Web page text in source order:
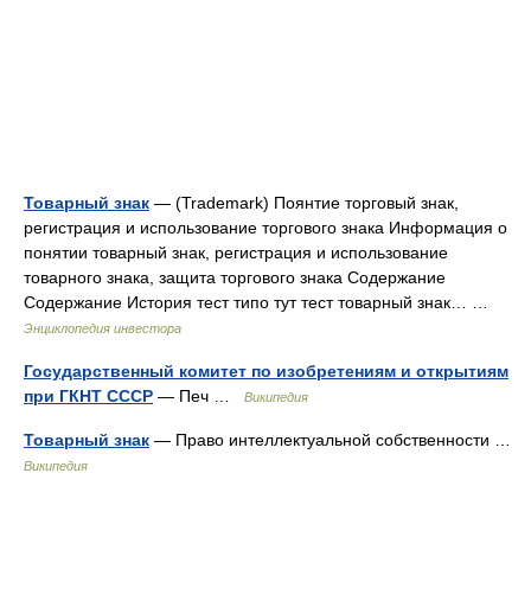
Товарный знак — (Trademark) Поянтие торговый знак,
регистрация и использование торгового знака Информация о
понятии товарный знак, регистрация и использование
товарного знака, защита торгового знака Содержание
Содержание История тест типо тут тест товарный знак… …
Энциклопедия инвестора
Государственный комитет по изобретениям и открытиям
при ГКНТ СССР — Печ … Википедия
Товарный знак — Право интеллектуальной собственности …
Википедия